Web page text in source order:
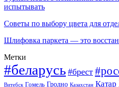
испытывать
Советы по выбору цвета для
Шлифовка паркета — это
Метки
#беларусь #брест
Витебск Гомель Гродно Казахстан Катар